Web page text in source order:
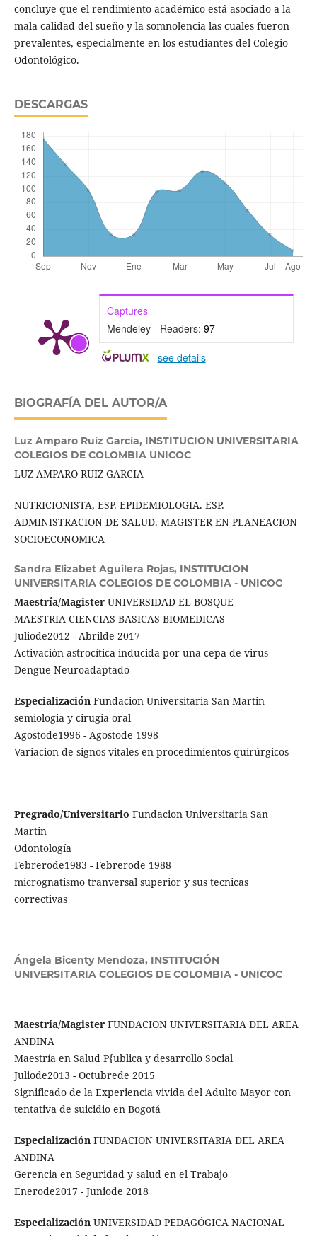
concluye que el rendimiento académico está asociado a la
mala calidad del sueño y la somnolencia las cuales fueron
prevalentes, especialmente en los estudiantes del Colegio
Odontológico.
DESCARGAS
Captures
Mendeley - Readers: 97
- see details
BIOGRAFÍA DEL AUTOR/A
Luz Amparo Ruíz García, INSTITUCION UNIVERSITARIA
COLEGIOS DE COLOMBIA UNICOC
LUZ AMPARO RUIZ GARCIA
NUTRICIONISTA, ESP. EPIDEMIOLOGIA. ESP.
ADMINISTRACION DE SALUD. MAGISTER EN PLANEACION
SOCIOECONOMICA
Sandra Elizabet Aguilera Rojas, INSTITUCION
UNIVERSITARIA COLEGIOS DE COLOMBIA - UNICOC
Maestría/MagisterUNIVERSIDAD EL BOSQUE
MAESTRIA CIENCIAS BASICAS BIOMEDICAS
Juliode2012 - Abrilde 2017
Activación astrocítica inducida por una cepa de virus
Dengue Neuroadaptado
Especialización Fundacion Universitaria San Martin
semiologia y cirugia oral
Agostode1996 - Agostode 1998
Variacion de signos vitales en procedimientos quirúrgicos
Pregrado/Universitario Fundacion Universitaria San
Martin
Odontología
Febrerode1983 - Febrerode 1988
micrognatismo tranversal superior y sus tecnicas
correctivas
Ángela Bicenty Mendoza, INSTITUCIÓN
UNIVERSITARIA COLEGIOS DE COLOMBIA - UNICOC
Maestría/MagisterFUNDACION UNIVERSITARIA DEL AREA
ANDINA
Maestría en Salud P{ublica y desarrollo Social
Juliode2013 - Octubrede 2015
Significado de la Experiencia vivida del Adulto Mayor con
tentativa de suicidio en Bogotá
Especialización FUNDACION UNIVERSITARIA DEL AREA
ANDINA
Gerencia en Seguridad y salud en el Trabajo
Enerode2017 - Juniode 2018
Especialización UNIVERSIDAD PEDAGÓGICA NACIONAL